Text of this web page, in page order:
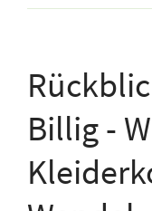
Billig -